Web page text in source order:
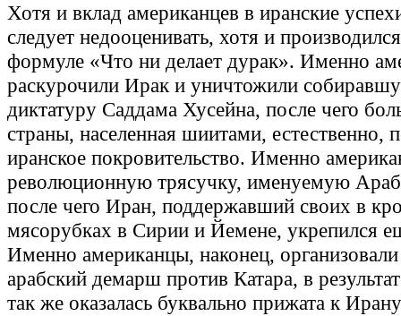
Хотя и вклад американцев в иранские
следует недооценивать, хотя и
формуле «Что ни делает дурак». Именно
раскурочили Ирак и уничтожили
диктатуру Саддама Хусейна, после чего
страны, населенная шиитами, естественно,
иранское покровительство. Именно
революционную трясучку, именуемую
после чего Иран, поддержавший своих в
мясорубках в Сирии и Йемене, укрепился
Именно американцы, наконец,
арабский демарш против Катара, в
так же оказалась буквально прижата к